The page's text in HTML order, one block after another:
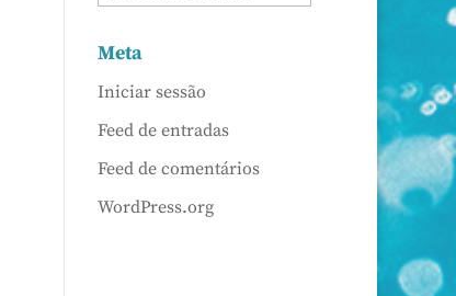
Meta
Iniciar sessão
Feed de entradas
Feed de comentários
WordPress.org